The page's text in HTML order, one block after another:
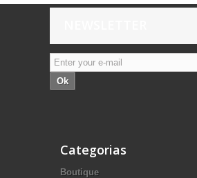
Ok
Categorias
Boutique